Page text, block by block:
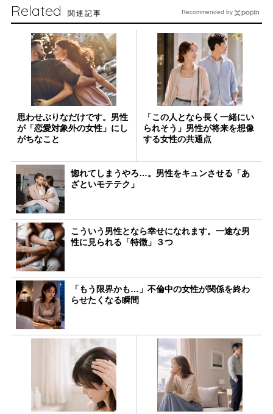
Related 関連記事
思わせぶりなだけです。男性
が「恋愛対象外の女性」にし
がちなこと
「この人となら長く一緒にい
られそう」男性が将来を想像
する女性の共通点
惚れてしまうやろ…。男性をキュンさせる「あ
ざといモテテク」
こういう男性となら幸せになれます。一途な男
性に見られる「特徴」３つ
「もう限界かも…」不倫中の女性が関係を終わ
らせたくなる瞬間
Recommended by